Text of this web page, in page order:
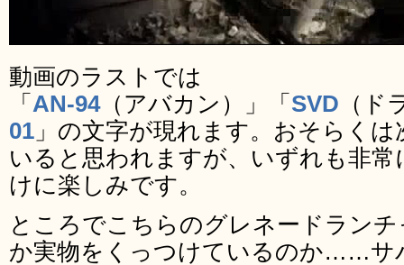
動画のラストでは
「 AN-94（アバカン）」「 SVD （ド
01 」の文字が現れます。おそらく
いると思われますが、いずれも非
けに楽しみです。
ところでこちらのグレネードラン
か実物をくっつけているのか……サ